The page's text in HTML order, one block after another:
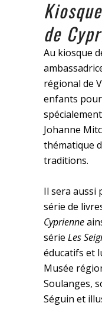
de
Au kiosque
régional de
enfants
Johanne
thématique
traditions.
Il sera aussi
série de
Cyprienne
série Les
éducatifs et
Musée
Soulanges,
Séguin et